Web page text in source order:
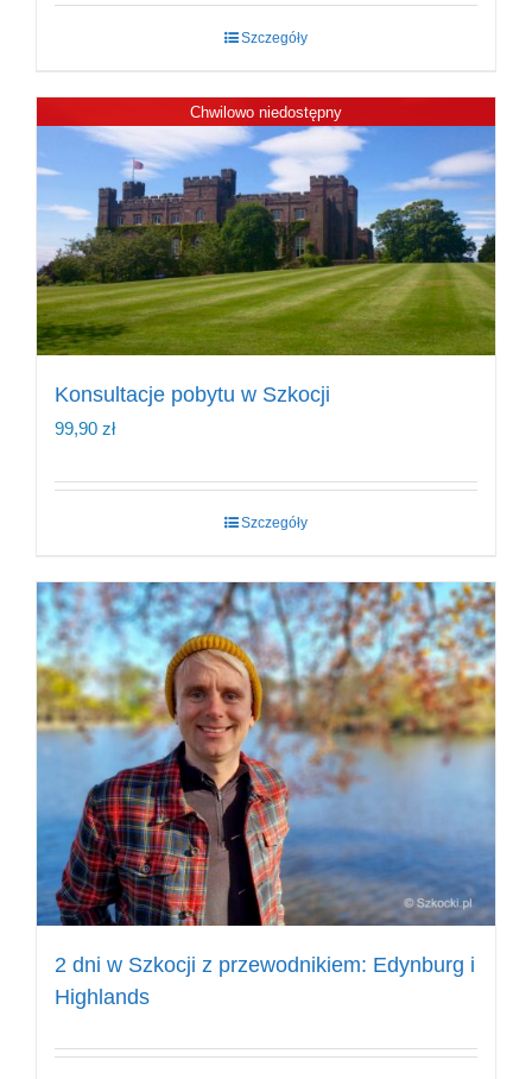
Szczegóły
Chwilowo niedostępny
Konsultacje pobytu w Szkocji
99,90 zł
Szczegóły
2 dni w Szkocji z przewodnikiem: Edynburg i
Highlands